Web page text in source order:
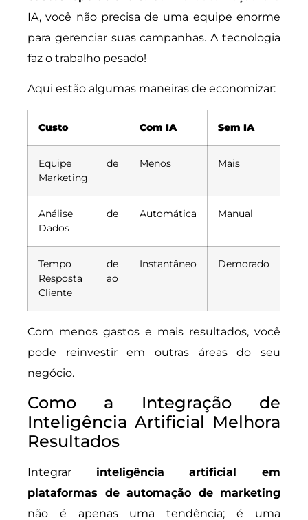
IA, você não precisa de uma equipe enorme
para gerenciar suas campanhas. A tecnologia
faz o trabalho pesado!
Aqui estão algumas maneiras de economizar:
Custo Com IA Sem IA
Equipe de
Marketing
Menos Mais
Análise de
Dados
Automática Manual
Tempo de
Resposta ao
Cliente
Instantâneo Demorado
Com menos gastos e mais resultados, você
pode reinvestir em outras áreas do seu
negócio.
Como a Integração de
Inteligência Artificial Melhora
Resultados
Integrar inteligência artificial em
plataformas de automação de marketing
não é apenas uma tendência; é uma